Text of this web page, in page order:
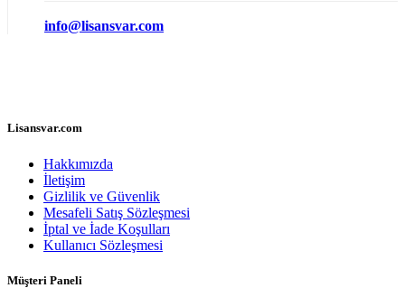
info@lisansvar.com
Lisansvar.com
Hakkımızda
İletişim
Gizlilik ve Güvenlik
Mesafeli Satış Sözleşmesi
İptal ve İade Koşulları
Kullanıcı Sözleşmesi
Müşteri Paneli